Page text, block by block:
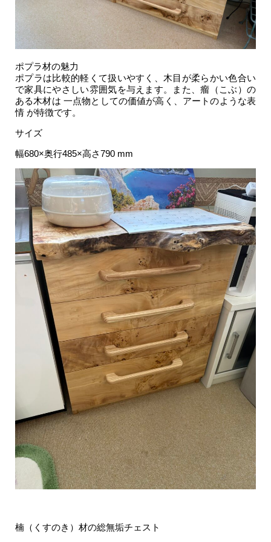
ポプラ材の魅力
ポプラは比較的軽くて扱いやすく、木目が柔らかい色合い
で家具にやさしい雰囲気を与えます。また、瘤（こぶ）の
ある木材は 一点物としての価値が高く、アートのような表
情 が特徴です。
サイズ
幅680×奥行485×高さ790 mm
楠（くすのき）材の総無垢チェスト